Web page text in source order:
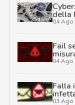
della
04 Ago
Fail
04 Ago
Falla
03 Ago